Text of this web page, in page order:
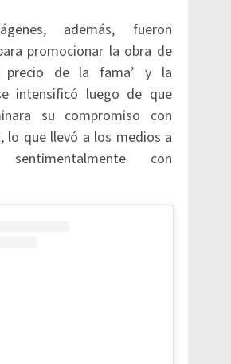
además, fueron
promocionar la obra de
precio de la fama’ y la
intensificó luego de que
su compromiso con
lo que llevó a los medios a
sentimentalmente con